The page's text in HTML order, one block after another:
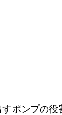
ポンプの役